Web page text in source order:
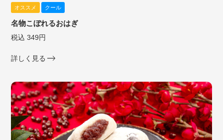
オススメ クール
名物こぼれるおはぎ
税込 349円
詳しく見る